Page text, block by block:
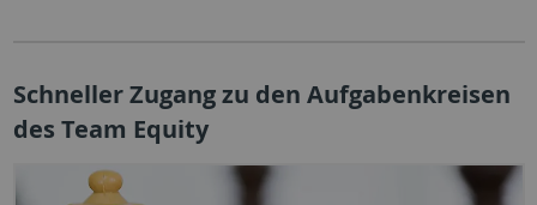
Schneller Zugang zu den Aufgabenkreisen
des Team Equity